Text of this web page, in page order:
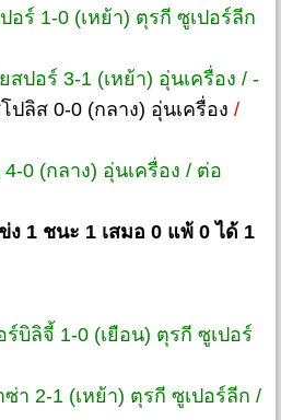
อร์ 1-0 (เหย้า) ตุรกี ซูเปอร์ลีก
สปอร์ 3-1 (เหย้า) อุ่นเครื่อง / -
ปลิส 0-0 (กลาง) อุ่นเครื่อง /
0 (กลาง) อุ่นเครื่อง / ต่อ
ง 1 ชนะ 1 เสมอ 0 แพ้ 0 ได้ 1
ร์บิลิจี้ 1-0 (เยือน) ตุรกี ซูเปอร์
า 2-1 (เหย้า) ตุรกี ซูเปอร์ลีก /